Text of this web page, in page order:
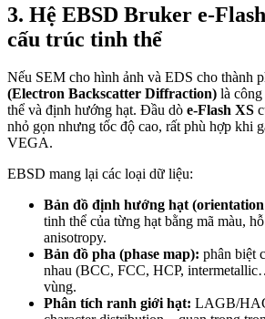
3. Hệ EBSD Bruker e-
cấu trúc tinh thể
Nếu SEM cho hình ảnh và EDS cho thành
(Electron Backscatter Diffraction) là
thể và định hướng hạt. Đầu dò e-Flash XS
nhỏ gọn nhưng tốc độ cao, rất phù hợp khi
VEGA.
EBSD mang lại các loại dữ liệu:
Bản đồ định hướng hạt
tinh thể của từng hạt bằng mã màu,
anisotropy.
Bản đồ pha (phase map): phân biệt
nhau (BCC, FCC, HCP,
vùng.
Phân tích ranh giới hạt: LAGB/